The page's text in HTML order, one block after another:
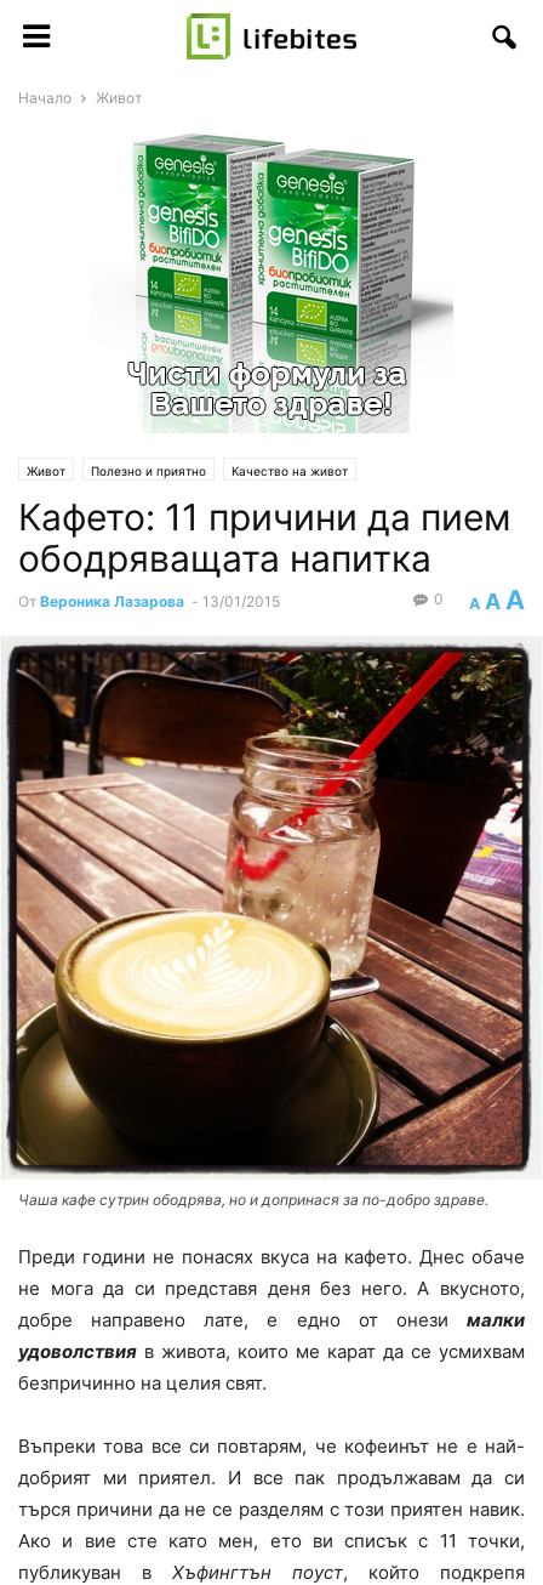
Начало Живот
Живот Полезно и приятно Качество на живот
Кафето: 11 причини да пием
ободряващата напитка
От Вероника Лазарова - 13/01/2015 A A A
0
Чаша кафе сутрин ободрява, но и допринася за по-добро здраве.
Преди години не понасях вкуса на кафето. Днес обаче
не мога да си представя деня без него. А вкусното,
добре направено лате, е едно от онези малки
удоволствия в живота, които ме карат да се усмихвам
безпричинно на целия свят.
Въпреки това все си повтарям, че кофеинът не е най-
добрият ми приятел. И все пак продължавам да си
търся причини да не се разделям с този приятен навик.
Ако и вие сте като мен, ето ви списък с 11 точки,
публикуван в Хъфингтън поуст, който подкрепя